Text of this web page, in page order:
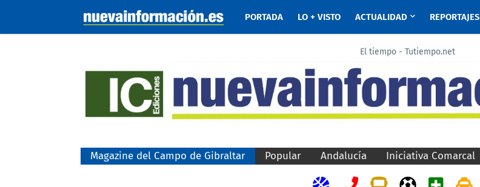
PORTADA LO + VISTO ACTUALIDAD REPORTAJES
El tiempo - Tutiempo.net
Magazine del Campo de Gibraltar Popular Andalucía Iniciativa Comarcal